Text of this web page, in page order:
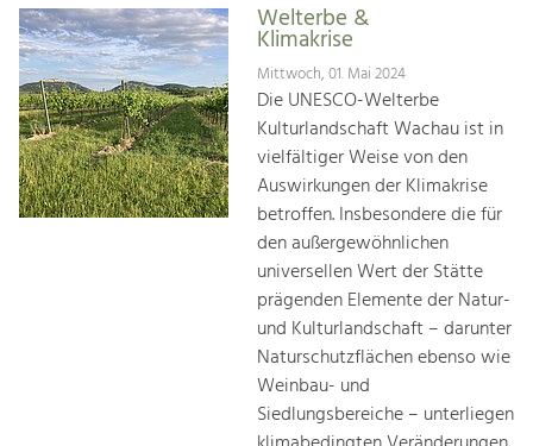
Welterbe &
Klimakrise
Mittwoch, 01. Mai 2024
Die UNESCO-Welterbe
Kulturlandschaft Wachau ist in
vielfältiger Weise von den
Auswirkungen der Klimakrise
betroffen. Insbesondere die für
den außergewöhnlichen
universellen Wert der Stätte
prägenden Elemente der Natur-
und Kulturlandschaft – darunter
Naturschutzflächen ebenso wie
Weinbau- und
Siedlungsbereiche – unterliegen